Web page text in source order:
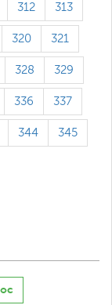
312 313
320 321
328 329
336 337
344 345